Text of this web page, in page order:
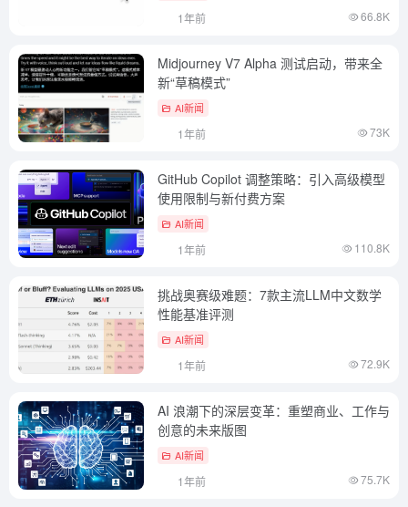
1年前 66.8K
Midjourney V7 Alpha 测试启动，带来全
新“草稿模式”
AI新闻
1年前 73K
GitHub Copilot 调整策略：引入高级模型
使用限制与新付费方案
AI新闻
1年前 110.8K
挑战奥赛级难题：7款主流LLM中文数学
性能基准评测
AI新闻
1年前 72.9K
AI 浪潮下的深层变革：重塑商业、工作与
创意的未来版图
AI新闻
1年前 75.7K